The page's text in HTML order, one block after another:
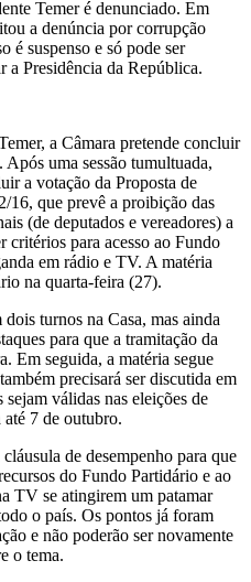
Temer é denunciado. Em
a denúncia por corrupção
é suspenso e só pode ser
a Presidência da República.
a Câmara pretende concluir
uma sessão tumultuada,
a votação da Proposta de
16, que prevê a proibição das
(de deputados e vereadores) a
critérios para acesso ao Fundo
em rádio e TV. A matéria
na quarta-feira (27).
turnos na Casa, mas ainda
para que a tramitação da
Em seguida, a matéria segue
precisará ser discutida em
sejam válidas nas eleições de
até 7 de outubro.
de desempenho para que
do Fundo Partidário e ao
TV se atingirem um patamar
o país. Os pontos já foram
e não poderão ser novamente
o tema.